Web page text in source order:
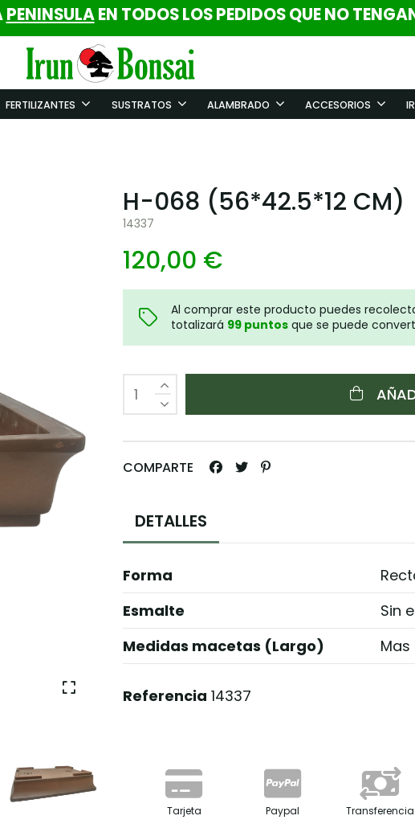
PENINSULAEN TODOS LOS PEDIDOS QUE NO
FERTILIZANTES SUSTRATOS ALAMBRADO ACCESORIOS
H-068 (56*42.5*12 CM)
14337
120,00 €
Al comprar este producto puedes
totalizará 99 puntos que se puede
COMPARTE
DETALLES
Forma
Esmalte
Sin
Medidas macetas (Largo)
Referencia 14337
Tarjeta Paypal Transferencia